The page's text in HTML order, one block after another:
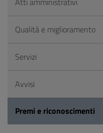
Qualità e miglioramento
Servizi
Avvisi
Premi e riconoscimenti